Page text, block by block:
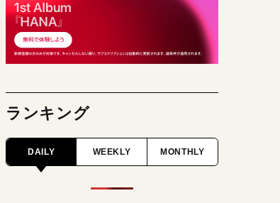
ランキング
DAILY WEEKLY MONTHLY